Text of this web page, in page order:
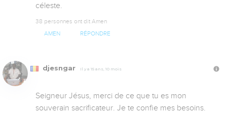
céleste.
38 personnes ont dit Amen
AMEN RÉPONDRE
djesngar Il y a 15 ans, 10 mois
Seigneur Jésus, merci de ce que tu es mon
souverain sacrificateur. Je te confie mes besoins.